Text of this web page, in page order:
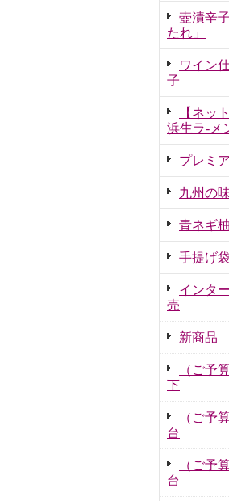
壺漬辛
たれ」
ワイン
子
【ネッ
浜生ラ-メ
プレミ
九州の
青ネギ
手提げ袋
インタ
売
新商品
（ご予
下
（ご予
台
（ご予
台